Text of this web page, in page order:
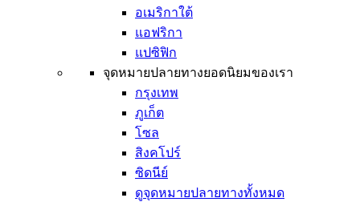
อเมริกาใต้
แอฟริกา
แปซิฟิก
จุดหมายปลายทางยอดนิยมของเรา
กรุงเทพ
ภูเก็ต
โซล
สิงคโปร์
ซิดนีย์
ดูจุดหมายปลายทางทั้งหมด